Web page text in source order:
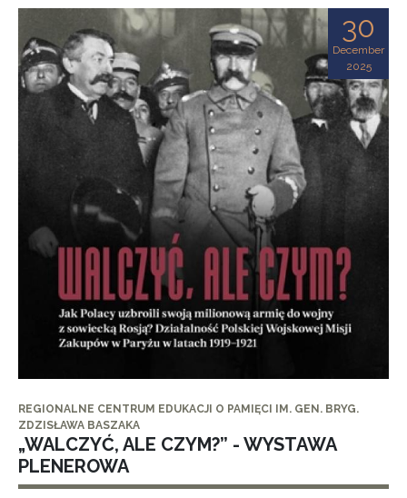
30
December
2025
REGIONALNE CENTRUM EDUKACJI O PAMIĘCI IM. GEN. BRYG.
ZDZISŁAWA BASZAKA
„WALCZYĆ, ALE CZYM?” - WYSTAWA
PLENEROWA